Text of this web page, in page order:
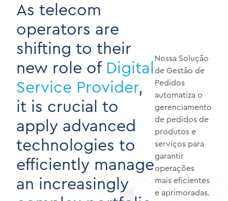
As telecom
operators are
shifting to their
new role of Digital
Service Provider,
it is crucial to
apply advanced
technologies to
efficiently manage
an increasingly
Nossa Solução
de Gestão de
Pedidos
automatiza o
gerenciamento
de pedidos de
produtos e
serviços para
garantir
operações
mais eficientes
e aprimoradas.